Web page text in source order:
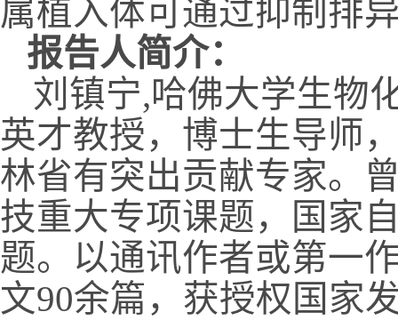
属植入体可通过抑制排
报告人简介：
刘镇宁,哈佛大学生物
英才教授，博士生导师
林省有突出贡献专家。
技重大专项课题，国家
题。以通讯作者或第一
文90余篇，获授权国家